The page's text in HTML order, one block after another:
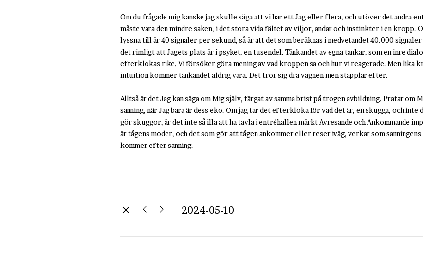
Om du frågade mig kanske jag skulle säga att vi har ett Jag eller flera, och utöver det andra
måste vara den mindre saken, i det stora vida fältet av viljor, andar och instinkter i en kropp.
lyssna till är 40 signaler per sekund, så är att det som beräknas i medvetandet 40.000
det rimligt att Jagets plats är i psyket, en tusendel. Tänkandet av egna tankar, som en inre
efterklokas rike. Vi försöker göra mening av vad kroppen sa och hur vi reagerade. Men
intuition kommer tänkandet aldrig vara. Det tror sig dra vagnen men stapplar efter.
Alltså är det Jag kan säga om Mig själv, färgat av samma brist på trogen avbildning. Pratar om
sanning, när Jag bara är dess eko. Om jag tar det efterkloka för vad det är, en skugga, och
gör skuggor, är det inte så illa att ha tavla i entréhallen märkt Avresande och Ankommande
är tågens moder, och det som gör att tågen ankommer eller reser iväg, verkar som sanningens
kommer efter sanning.
2024-05-10